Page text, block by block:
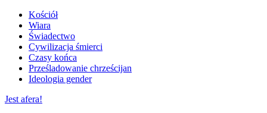
Kościół
Wiara
Świadectwo
Cywilizacja śmierci
Czasy końca
Prześladowanie chrześcijan
Ideologia gender
Jest afera!